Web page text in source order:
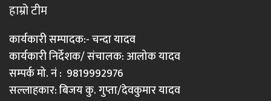
हाम्रो टीम
कार्यकारी सम्पादक:- चन्दा यादव
कार्यकारी निर्देशक/ संचालक: आलोक यादव
सम्पर्क मो. नं : 9819992976
सल्लाहकार: बिजय कु. गुप्ता/देवकुमार यादव